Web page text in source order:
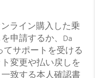
ライン購入した乗
申請するか、Da
てサポートを受ける
変更や払い戻しを
致する本人確認書